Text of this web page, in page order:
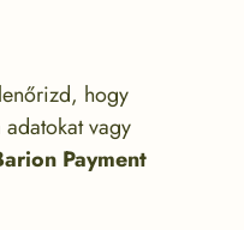
hogy
vagy
Payment